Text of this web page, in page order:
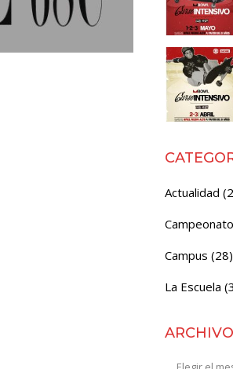
Actualidad
Campus (28)
La Escuela
Archivos